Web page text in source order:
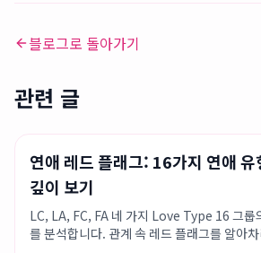
블로그로 돌아가기
관련 글
연애 레드 플래그: 16가지 연애 유
깊이 보기
LC, LA, FC, FA 네 가지 Love Type 16 그룹
를 분석합니다. 관계 속 레드 플래그를 알아